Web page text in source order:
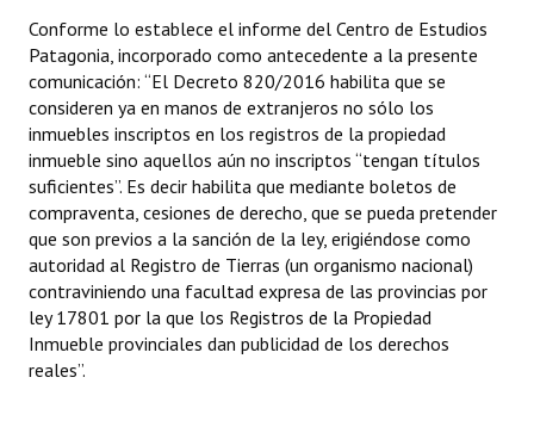
Conforme lo establece el informe del Centro de Estudios
Patagonia, incorporado como antecedente a la presente
comunicación: “El Decreto 820/2016 habilita que se
consideren ya en manos de extranjeros no sólo los
inmuebles inscriptos en los registros de la propiedad
inmueble sino aquellos aún no inscriptos “tengan títulos
suficientes”. Es decir habilita que mediante boletos de
compraventa, cesiones de derecho, que se pueda pretender
que son previos a la sanción de la ley, erigiéndose como
autoridad al Registro de Tierras (un organismo nacional)
contraviniendo una facultad expresa de las provincias por
ley 17801 por la que los Registros de la Propiedad
Inmueble provinciales dan publicidad de los derechos
reales”.